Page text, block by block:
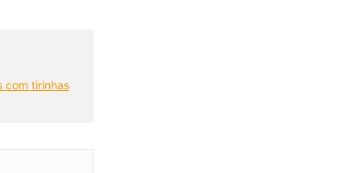
com tirinhas